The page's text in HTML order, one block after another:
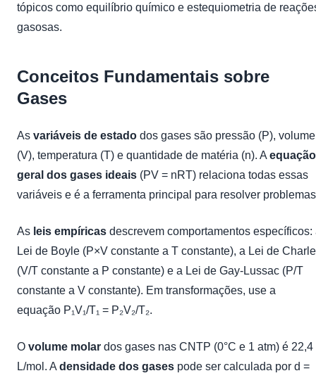
tópicos como equilíbrio químico e estequiometria de
gasosas.
Conceitos Fundamentais sobre
Gases
As variáveis de estado dos gases são pressão (P), volume
(V), temperatura (T) e quantidade de matéria (n). A equação
geral dos gases ideais (PV = nRT) relaciona todas essas
variáveis e é a ferramenta principal para resolver
As leis empíricas descrevem comportamentos específicos:
Lei de Boyle (P×V constante a T constante), a Lei de
(V/T constante a P constante) e a Lei de Gay-Lussac (P/T
constante a V constante). Em transformações, use a
equação P₁V₁/T₁ = P₂V₂/T₂.
O volume molar dos gases nas CNTP (0°C e 1 atm) é 22,4
L/mol. A densidade dos gases pode ser calculada por d =